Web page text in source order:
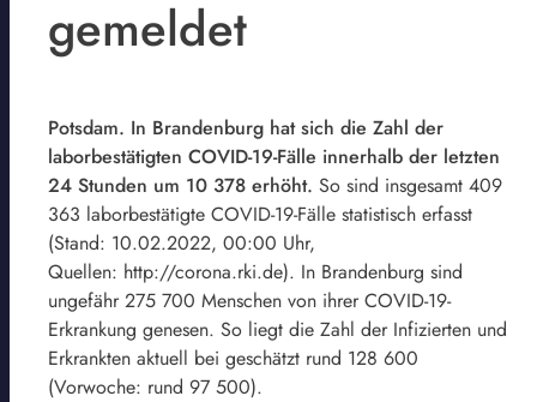
gemeldet
Potsdam. In Brandenburg hat sich die Zahl der
laborbestätigten COVID-19-Fälle innerhalb der letzten
24 Stunden um 10 378 erhöht. So sind insgesamt 409
363 laborbestätigte COVID-19-Fälle statistisch erfasst
(Stand: 10.02.2022, 00:00 Uhr,
Quellen: http://corona.rki.de). In Brandenburg sind
ungefähr 275 700 Menschen von ihrer COVID-19-
Erkrankung genesen. So liegt die Zahl der Infizierten und
Erkrankten aktuell bei geschätzt rund 128 600
(Vorwoche: rund 97 500).